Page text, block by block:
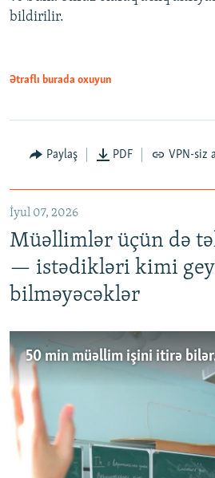
bildirilir.
Ətraflı burada oxuyun
Paylaş PDF VPN-siz
İyul 07, 2026
Müəllimlər üçün də
— istədikləri kimi
bilməyəcəklər